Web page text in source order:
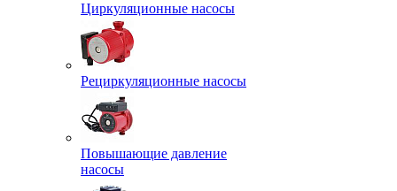
Циркуляционные насосы
Рециркуляционные насосы
Повышающие давление
насосы